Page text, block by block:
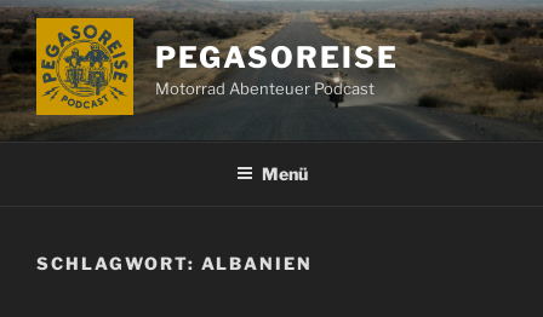
Zum
Inhalt
springen
PEGASOREISE
Motorrad Abenteuer Podcast
Menü
SCHLAGWORT: ALBANIEN